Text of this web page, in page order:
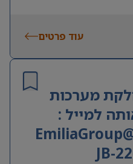
הפרמצבטית ודרישות
– חובה.
עוד פרטים
מערכות
למייל :